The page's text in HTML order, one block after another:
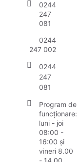
0244
247
081
0244
247 002
0244
247
081
Program de
funcționare:
luni - joi
08:00 -
16:00 și
vineri 8.00
- 14.00